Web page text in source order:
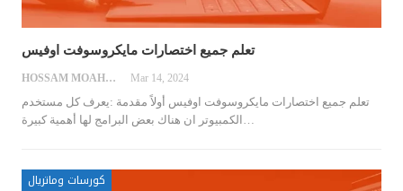
تعلم جميع اختصارات مايكروسوفت اوفيس
HOSSAM MOAHMED Mar 14, 2024
تعلم جميع اختصارات مايكروسوفت اوفيس أولاً مقدمة :يعرف كل مستخدم
الكمبيوتر ان هناك بعض البرامج لها أهمية كبيرة
كورسات وماتريال